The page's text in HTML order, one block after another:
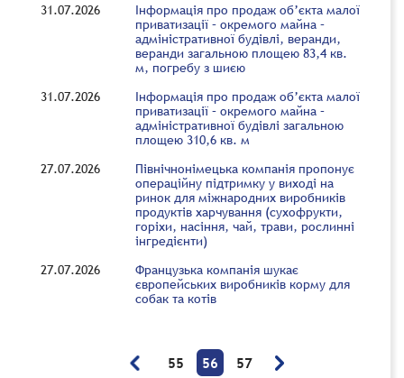
31.07.2026
Інформація про продаж об’єкта малої
приватизації – окремого майна –
адміністративної будівлі, веранди,
веранди загальною площею 83,4 кв.
м, погребу з шиєю
31.07.2026
Інформація про продаж об’єкта малої
приватизації – окремого майна –
адміністративної будівлі загальною
площею 310,6 кв. м
27.07.2026
Північнонімецька компанія пропонує
операційну підтримку у виході на
ринок для міжнародних виробників
продуктів харчування (сухофрукти,
горіхи, насіння, чай, трави, рослинні
інгредієнти)
27.07.2026
Французька компанія шукає
європейських виробників корму для
собак та котів
55 56 57